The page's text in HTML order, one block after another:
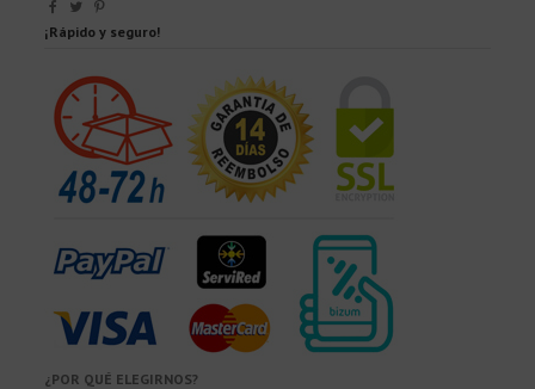
¡Rápido y seguro!
¿POR QUÉ ELEGIRNOS?